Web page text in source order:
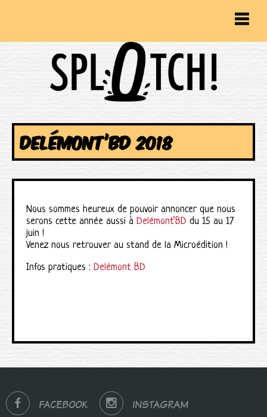
DELÉMONT’BD 2018
Nous sommes heureux de pouvoir annoncer que nous
serons cette année aussi à Delémont’BD du 15 au 17
juin !
Venez nous retrouver au stand de la Microédition !
Infos pratiques : Delémont BD
FACEBOOK INSTAGRAM